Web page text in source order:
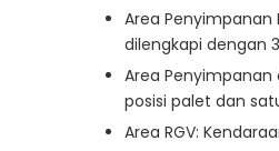
Area
dilengkapi dengan
Area
posisi palet dan
Area RGV: